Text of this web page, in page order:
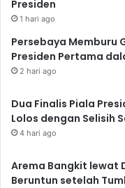
Presiden
1 hari ago
Persebaya Memburu
Presiden Pertama
2 hari ago
Dua Finalis Piala
Lolos dengan Selisih
4 hari ago
Arema Bangkit lewat
Beruntun setelah